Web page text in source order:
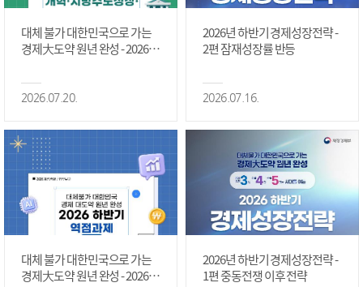
대체 불가 대한민국으로 가는
경제大도약 원년 완성 - 2026 하
정상화 #2편
2026.07.20.
2026년 하반기 경제성장전략 -
2편 잠재성장률 반등
2026.07.16.
대체 불가 대한민국으로 가는
경제大도약 원년 완성 - 2026 하
2026년 하반기 경제성장전략 -
1편 중동전쟁 이후 전략